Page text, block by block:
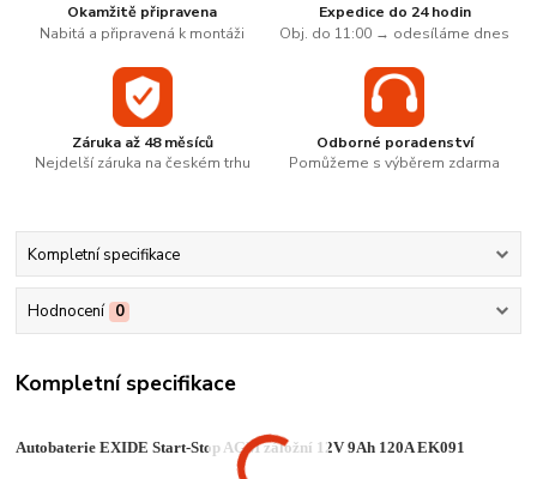
Okamžitě připravena
Nabitá a připravená k montáži
Expedice do 24 hodin
Obj. do 11:00 → odesíláme dnes
Záruka až 48 měsíců
Nejdelší záruka na českém trhu
Odborné poradenství
Pomůžeme s výběrem zdarma
Kompletní specifikace
Hodnocení 0
Kompletní specifikace
Autobaterie EXIDE Start-Stop AGM záložní 12V 9Ah 120A EK091